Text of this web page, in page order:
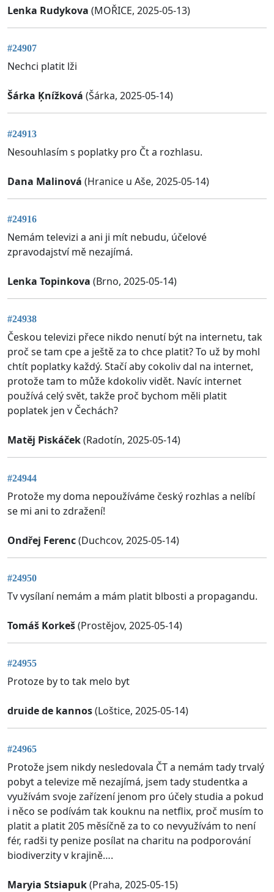
Lenka Rudykova (MOŘICE, 2025-05-13)
#24907
Nechci platit lži
Šárka Ķnížková (Šárka, 2025-05-14)
#24913
Nesouhlasím s poplatky pro Čt a rozhlasu.
Dana Malinová (Hranice u Aše, 2025-05-14)
#24916
Nemám televizi a ani ji mít nebudu, účelové
zpravodajství mě nezajímá.
Lenka Topinkova (Brno, 2025-05-14)
#24938
Českou televizi přece nikdo nenutí být na internetu, tak
proč se tam cpe a ještě za to chce platit? To už by mohl
chtít poplatky každý. Stačí aby cokoliv dal na internet,
protože tam to může kdokoliv vidět. Navíc internet
používá celý svět, takže proč bychom měli platit
poplatek jen v Čechách?
Matěj Piskáček(Radotín, 2025-05-14)
#24944
Protože my doma nepoužíváme český rozhlas a nelíbí
se mi ani to zdražení!
Ondřej Ferenc(Duchcov, 2025-05-14)
#24950
Tv vysílaní nemám a mám platit blbosti a propagandu.
Tomáš Korkeš(Prostějov, 2025-05-14)
#24955
Protoze by to tak melo byt
druide de kannos(Loštice, 2025-05-14)
#24965
Protože jsem nikdy nesledovala ČT a nemám tady trvalý
pobyt a televize mě nezajímá, jsem tady studentka a
využívám svoje zařízení jenom pro účely studia a pokud
i něco se podívám tak kouknu na netflix, proč musím to
platit a platit 205 měsíčně za to co nevyužívám to není
fér, radši ty penize posílat na charitu na podporování
biodiverzity v krajině….
Maryia Stsiapuk(Praha, 2025-05-15)